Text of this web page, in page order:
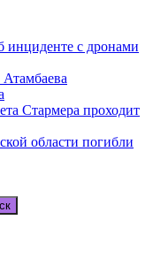
инциденте с дронами
Стармера проходит
области погибли